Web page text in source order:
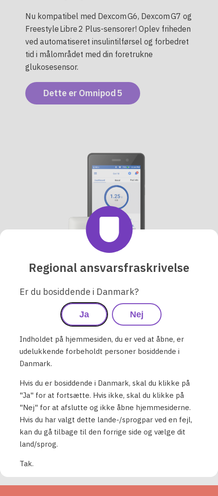
Nu kompatibel med Dexcom G6, Dexcom G7 og
Freestyle Libre 2 Plus-sensorer! Oplev friheden
ved automatiseret insulintilførsel og forbedret
tid i målområdet med din foretrukne
glukosesensor.
Dette er Omnipod 5
Pod vist uden det nødvendige plaster
Omnipod DASH® Insulin
Management System
Du har kontrollen med Omnipod DASH®
Personal Diabetes Manager. Oplev diskret,
programmer, der er designet til at passe til din
livsstil.
Dette er Omnipod DASH®
Regional ansvarsfraskrivelse
Er du bosiddende i Danmark?
Ja Nej
Indholdet på hjemmesiden, du er ved at åbne, er
udelukkende forbeholdt personer bosiddende i
Danmark.
Hvis du er bosiddende i Danmark, skal du klikke på
"Ja" for at fortsætte. Hvis ikke, skal du klikke på
"Nej" for at afslutte og ikke åbne hjemmesiderne.
Hvis du har valgt dette lande-/sprogpar ved en fejl,
kan du gå tilbage til den forrige side og vælge dit
land/sprog.
Tak.